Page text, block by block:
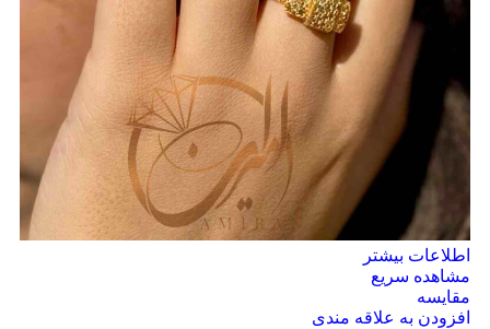
اطلاعات بیشتر
مشاهده سریع
مقایسه
افزودن به علاقه مندی